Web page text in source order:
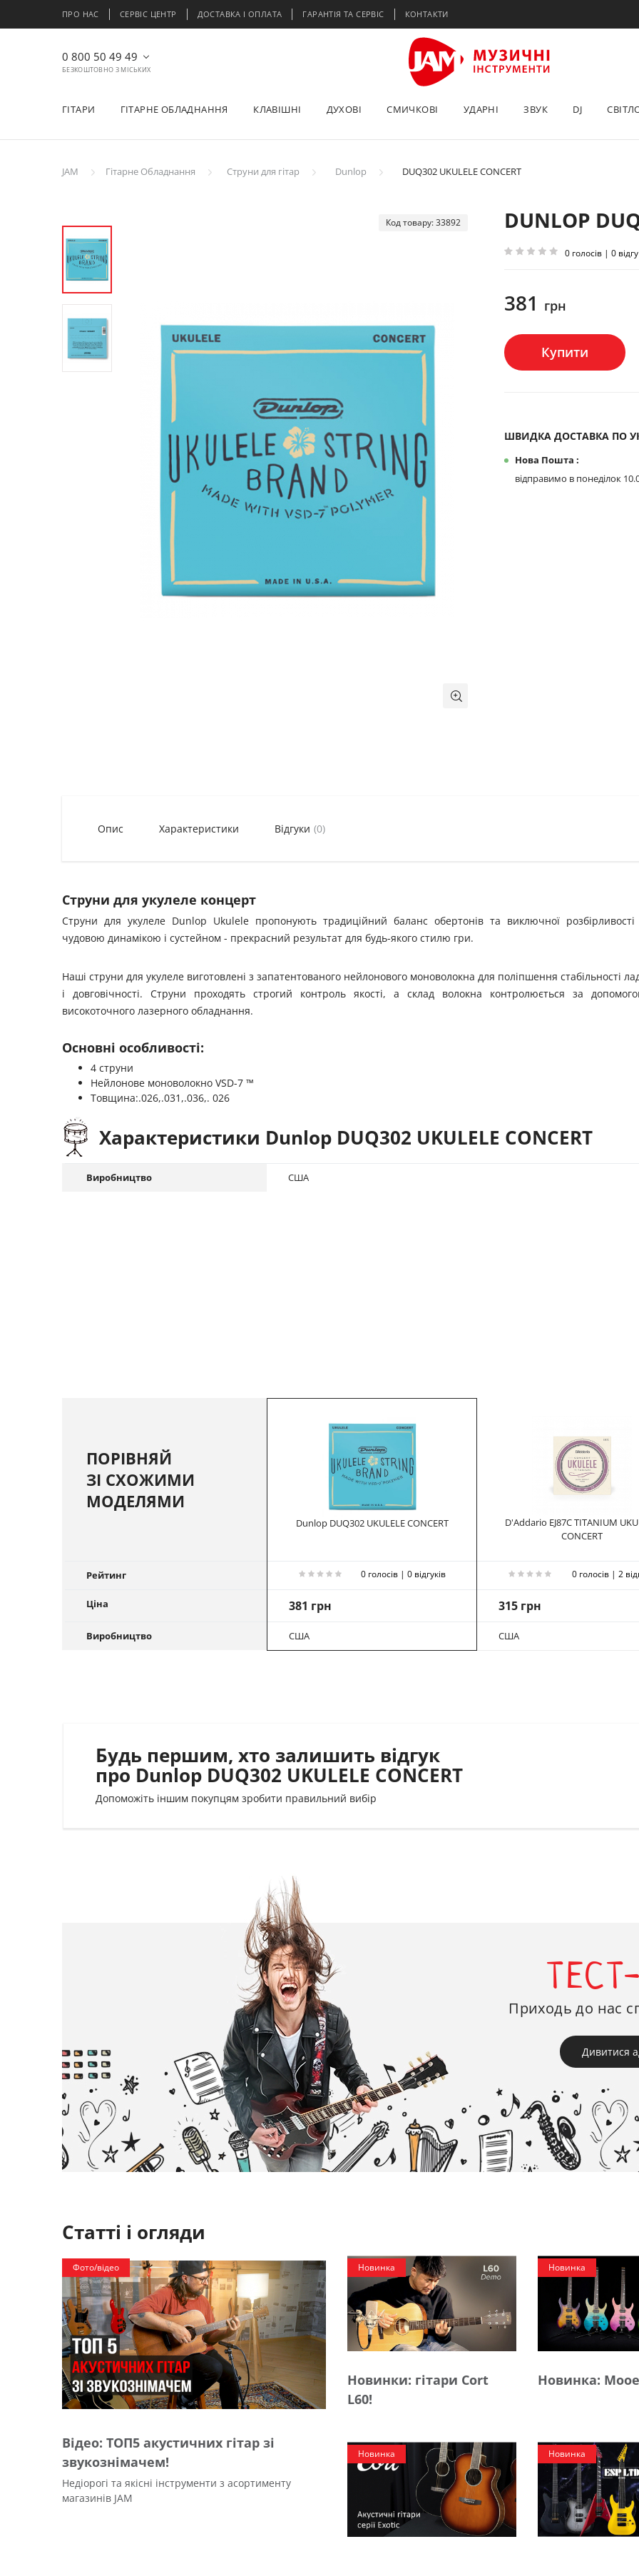
ПРО НАС СЕРВІС ЦЕНТР ДОСТАВКА І ОПЛАТА ГАРАНТІЯ ТА СЕРВІС КОНТАКТИ
0 800 50 49 49
БЕЗКОШТОВНО З МІСЬКИХ
ГІТАРИ ГІТАРНЕ ОБЛАДНАННЯ КЛАВІШНІ ДУХОВІ СМИЧКОВІ УДАРНІ ЗВУК DJ
JAM Гітарне Обладнання Струни для гітар Dunlop DUQ302 UKULELE CONCERT
Код товару: 33892 DUNLOP
0 голосів | 0
381 грн
Купити
ШВИДКА ДОСТАВКА ПО
Нова Пошта :
відправимо в понеділок
Опис Характеристики Відгуки (0)
Струни для укулеле концерт
Струни для укулеле Dunlop Ukulele пропонують традиційний баланс обертонів та виключної
чудовою динамікою і сустейном - прекрасний результат для будь-якого стилю гри.
Наші струни для укулеле виготовлені з запатентованого нейлонового моноволокна для поліпшення стабільності
і довговічності. Струни проходять строгий контроль якості, а склад волокна контролюється за
високоточного лазерного обладнання.
Основні особливості:
4 струни
Нейлонове моноволокно VSD-7 ™
Товщина:.026,.031,.036,. 026
Характеристики Dunlop DUQ302 UKULELE CONCERT
Виробництво США
ПОРІВНЯЙ
ЗІ СХОЖИМИ
МОДЕЛЯМИ
Dunlop DUQ302 UKULELE CONCERT
D'Addario EJ87C TITANIUM
CONCERT
Рейтинг 0 голосів | 0 відгуків 0 голосів | 2
Ціна 381 грн 315 грн
Виробництво США США
Будь першим, хто залишить відгук
про Dunlop DUQ302 UKULELE CONCERT
Допоможіть іншим покупцям зробити правильний вибір
Приходь до нас
Дивитися
Статті і огляди
Фото/відео
Відео: ТОП5 акустичних гітар зі
звукознімачем!
Недіорогі та якісні інструменти з асортименту
магазинів JAM
Новинка
Новинки: гітари Cort
L60!
Новинка
Новинка:
Новинка Новинка